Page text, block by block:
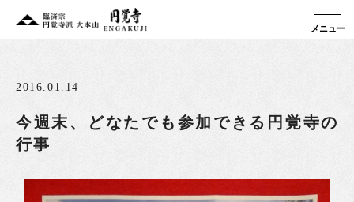
メニュー
2016.01.14
今週末、どなたでも参加できる円覚寺の
行事